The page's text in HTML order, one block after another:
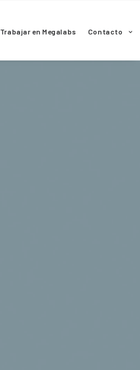
Trabajar en Megalabs Contacto